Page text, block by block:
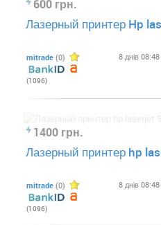
600 грн.
Лазерный принтер Hp
mitrade (0)
(1096)
8 днів 08:48
1400 грн.
Лазерный принтер hp
mitrade (0)
(1096)
8 днів 08:48